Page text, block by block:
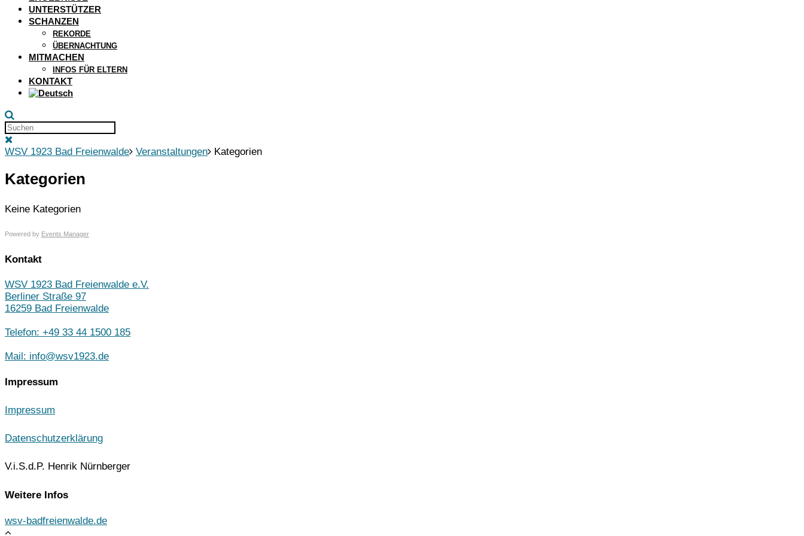
UNTERSTÜTZER
SCHANZEN
REKORDE
ÜBERNACHTUNG
MITMACHEN
INFOS FÜR ELTERN
KONTAKT
WSV 1923 Bad Freienwalde Veranstaltungen Kategorien
Kategorien
Keine Kategorien
Powered by Events Manager
Kontakt
WSV 1923 Bad Freienwalde e.V.
Berliner Straße 97
16259 Bad Freienwalde
Telefon: +49 33 44 1500 185
Mail: info@wsv1923.de
Impressum
Impressum
Datenschutzerklärung
V.i.S.d.P. Henrik Nürnberger
Weitere Infos
wsv-badfreienwalde.de